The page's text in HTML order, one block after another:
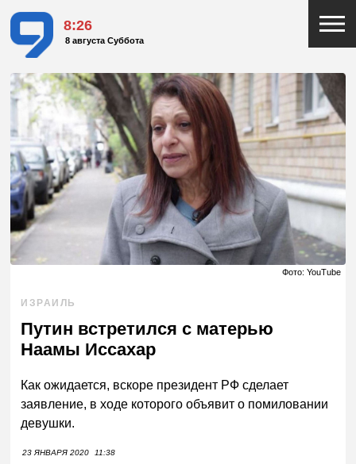
8:26
8 августа Суббота
Фото: YouTube
ИЗРАИЛЬ
Путин встретился с матерью
Наамы Иссахар
Как ожидается, вскоре президент РФ сделает
заявление, в ходе которого объявит о помиловании
девушки.
23 ЯНВАРЯ 2020 11:38